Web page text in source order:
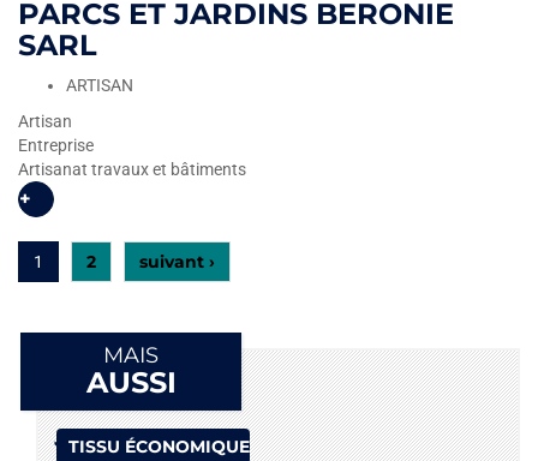
PARCS ET JARDINS BERONIE
SARL
ARTISAN
Artisan
Entreprise
Artisanat travaux et bâtiments
+
1 2 suivant ›
MAIS
AUSSI
TISSU ÉCONOMIQUE